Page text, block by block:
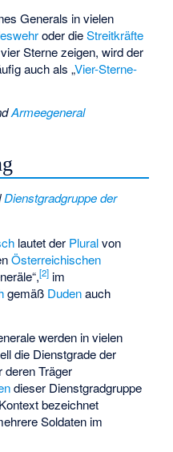
Generals in vielen
oder dieStreitkräfte
Sterne zeigen, wird der
auch als „Vier-Sterne-
Armeegeneral
Dienstgradgruppe der
lautet der Pluralvon
Österreichischen
[2] im
gemäß Dudenauch
werden in vielen
die Dienstgrade der
deren Träger
dieser Dienstgradgruppe
bezeichnet
Soldaten im